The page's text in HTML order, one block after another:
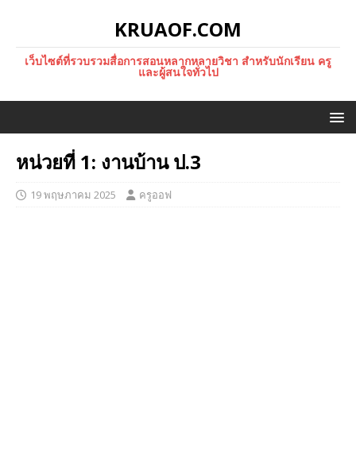
KRUAOF.COM
เว็บไซต์ที่รวบรวมสื่อการสอนหลากหลายวิชา สำหรับนักเรียน ครู
และผู้สนใจทั่วไป
หน่วยที่ 1: งานบ้าน ป.3
19 พฤษภาคม 2025 ครูออฟ